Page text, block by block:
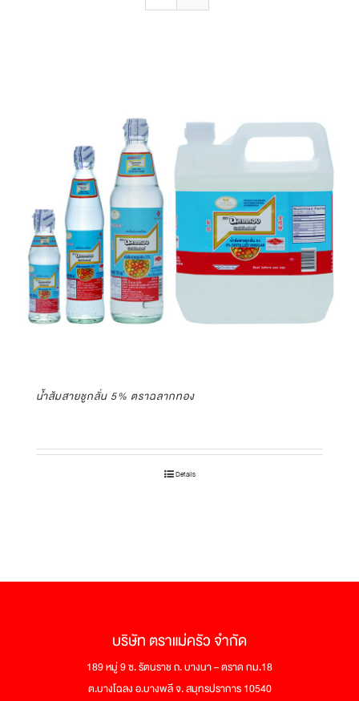
น้ำส้มสายชูกลั่น 5% ตราฉลากทอง
Details
บริษัท ตราแม่ครัว จำกัด
189 หมู่ 9 ซ. รัตนราช ถ. บางนา – ตราด กม.18
ต.บางโฉลง อ.บางพลี จ. สมุทรปราการ 10540